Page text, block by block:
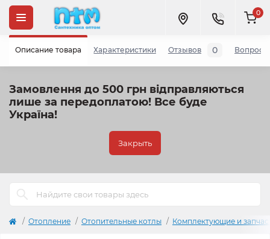
Замовлення до 500 грн відправляються
лише за передоплатою! Все буде
Україна!
Закрыть
0
Отопление Отопительные котлы Комплектующие и
Описание товара Характеристики Отзывов 0 Вопросы